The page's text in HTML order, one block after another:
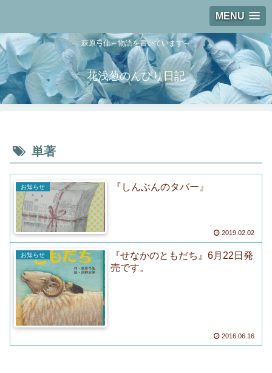
MENU
萩原弓佳～物語を書いています～
花浅葱のんびり日記
単著
お知らせ 『しんぶんのタバー』
2019.02.02
お知らせ
『せなかのともだち』6月22日発
売です。
2016.06.16